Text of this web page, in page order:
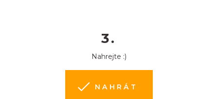
3.
Nahrejte :)
NAHRÁT